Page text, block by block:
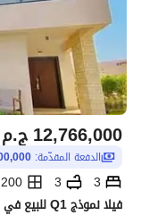
ج.م12,766,000
الدفعة المقدّمة:
3
3
200 متر مربع